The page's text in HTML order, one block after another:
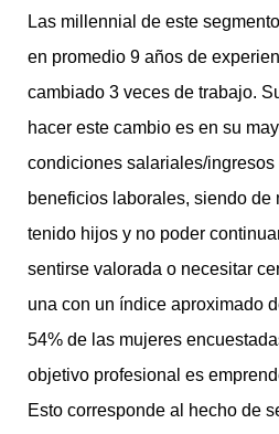
Las millennial de este
en promedio 9 años de
cambiado 3 veces de trabajo.
hacer este cambio es en su
condiciones salariales/ingresos
beneficios laborales, siendo de
tenido hijos y no poder
sentirse valorada o necesitar
una con un índice aproximado
54% de las mujeres
objetivo profesional es
Esto corresponde al hecho de